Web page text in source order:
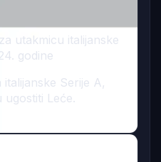
utakmicu italijanske
godine
Serije A,
ugostiti Leće.